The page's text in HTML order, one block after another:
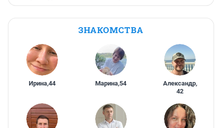
ЗНАКОМСТВА
Ирина,44 Марина,54 Александр,
42